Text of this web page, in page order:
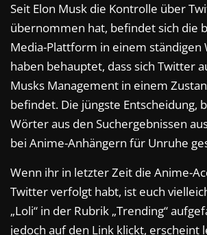
Seit Elon Musk die Kontrolle über
übernommen hat, befindet sich die
Media-Plattform in einem ständigen
haben behauptet, dass sich Twitter
Musks Management in einem
befindet. Die jüngste Entscheidung,
Wörter aus den Suchergebnissen
bei Anime-Anhängern für Unruhe
Wenn ihr in letzter Zeit die Anime-
Twitter verfolgt habt, ist euch
„Loli“ in der Rubrik „Trending“
jedoch auf den Link klickt, erscheint